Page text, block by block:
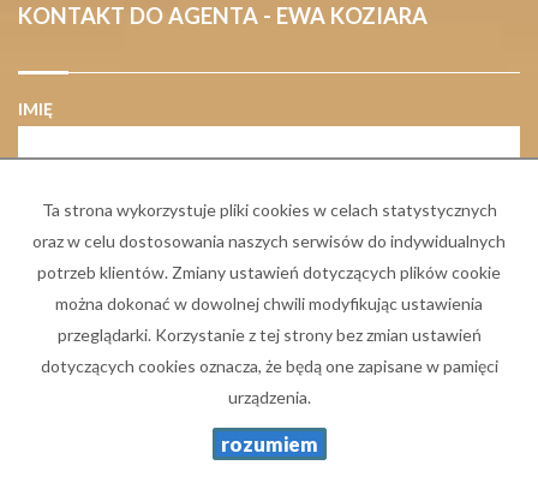
KONTAKT DO AGENTA - EWA KOZIARA
IMIĘ
TELEFON KOMÓRKOWY
KOD ZABEZPIECZAJĄCY
Ta strona wykorzystuje pliki cookies w celach statystycznych
oraz w celu dostosowania naszych serwisów do indywidualnych
potrzeb klientów. Zmiany ustawień dotyczących plików cookie
można dokonać w dowolnej chwili modyfikując ustawienia
przeglądarki. Korzystanie z tej strony bez zmian ustawień
dotyczących cookies oznacza, że będą one zapisane w pamięci
urządzenia.
rozumiem